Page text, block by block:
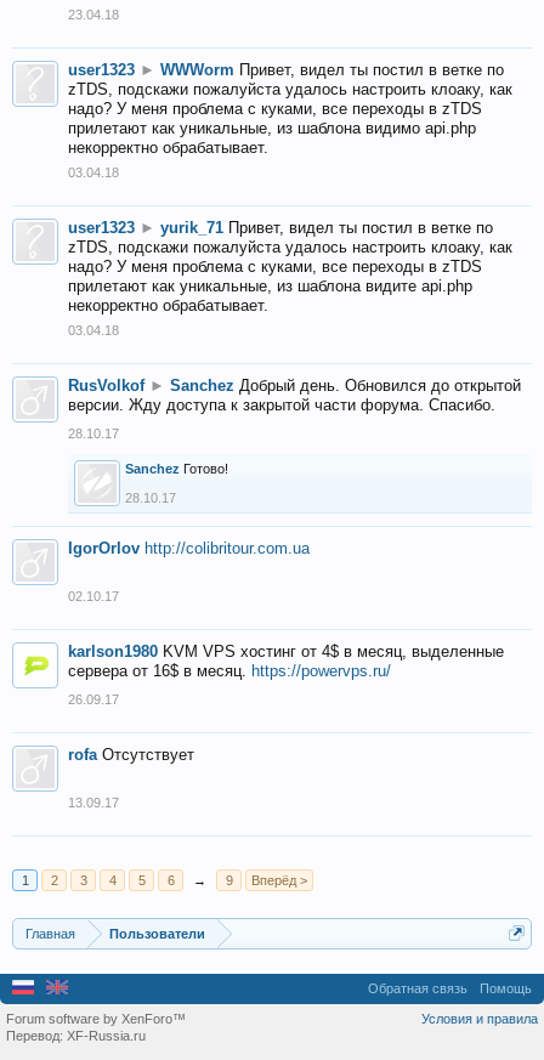
23.04.18
user1323 ► WWWorm Привет, видел ты постил в ветке по
zTDS, подскажи пожалуйста удалось настроить клоаку, как
надо? У меня проблема с куками, все переходы в zTDS
прилетают как уникальные, из шаблона видимо api.php
некорректно обрабатывает.
03.04.18
user1323 ► yurik_71 Привет, видел ты постил в ветке по
zTDS, подскажи пожалуйста удалось настроить клоаку, как
надо? У меня проблема с куками, все переходы в zTDS
прилетают как уникальные, из шаблона видите api.php
некорректно обрабатывает.
03.04.18
RusVolkof ► Sanchez Добрый день. Обновился до открытой
версии. Жду доступа к закрытой части форума. Спасибо.
28.10.17
Sanchez Готово!
28.10.17
IgorOrlov http://colibritour.com.ua
02.10.17
karlson1980 KVM VPS хостинг от 4$ в месяц, выделенные
сервера от 16$ в месяц. https://powervps.ru/
26.09.17
rofa Отсутствует
13.09.17
1 2 3 4 5 6 → 9 Вперёд >
Главная Пользователи
Обратная связь Помощь
Условия и правила
Forum software by XenForo™
Перевод: XF-Russia.ru